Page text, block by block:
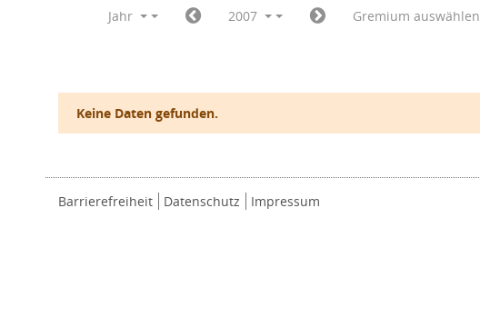
Jahr 2007 Gremium auswählen
Keine Daten gefunden.
Barrierefreiheit Datenschutz Impressum